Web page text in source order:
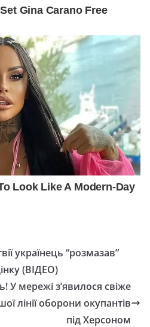
українець “розмазав”
(ВІДЕО)
У мережі з’явилося свіже
лінії оборони окупантів
під Херсоном